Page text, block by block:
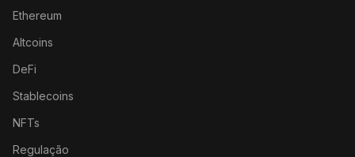
Ethereum
Altcoins
DeFi
Stablecoins
NFTs
Regulação